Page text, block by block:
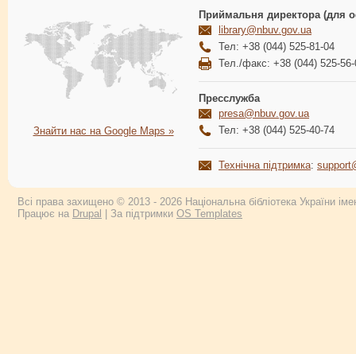
Знайти нас на Google Maps »
Приймальня директора (для
library@nbuv.gov.ua
Тел: +38 (044) 525-81-04
Тел./факс: +38 (044) 525-56-
Пресслужба
presa@nbuv.gov.ua
Тел: +38 (044) 525-40-74
Технічна підтримка:
Всі права захищено © 2013 - 2026 Національна бібліотека України
Працює на Drupal | За підтримки OS Templates